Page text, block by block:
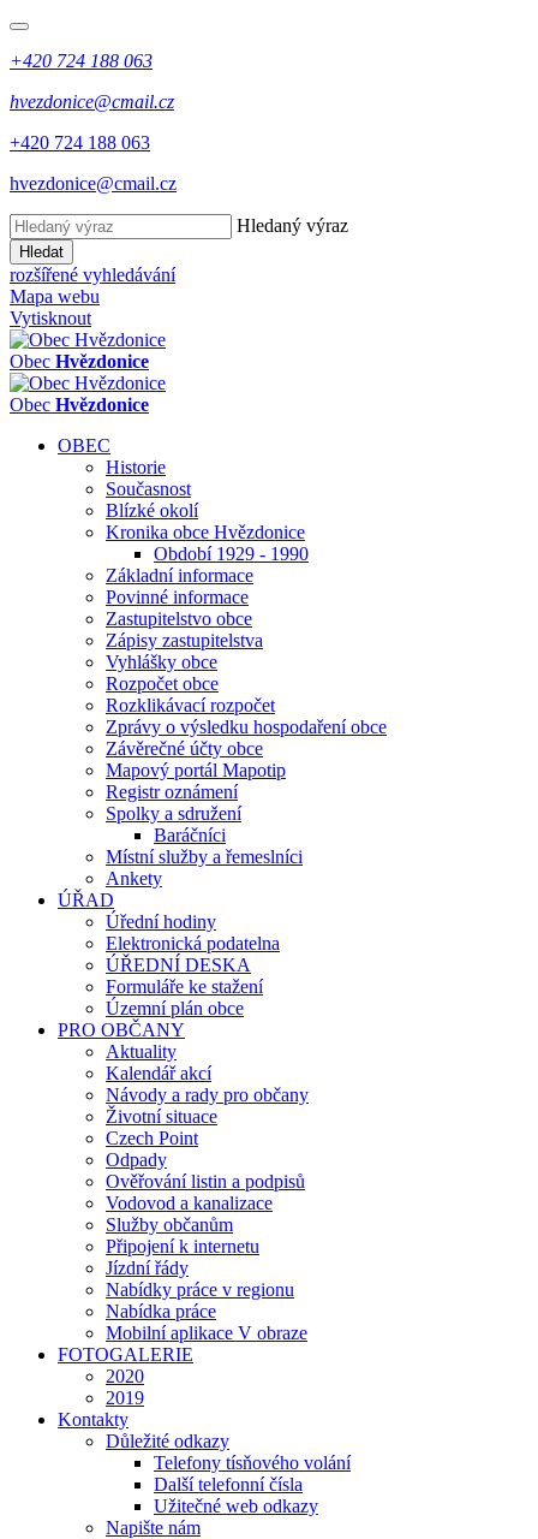
+420 724 188 063
hvezdonice@cmail.cz
+420 724 188 063
hvezdonice@cmail.cz
Hledaný výraz
Hledat
rozšířené vyhledávání
Mapa webu
Vytisknout
Obec Hvězdonice
Obec Hvězdonice
OBEC
Historie
Současnost
Blízké okolí
Kronika obce Hvězdonice
Období 1929 - 1990
Základní informace
Povinné informace
Zastupitelstvo obce
Zápisy zastupitelstva
Vyhlášky obce
Rozpočet obce
Rozklikávací rozpočet
Zprávy o výsledku hospodaření obce
Závěrečné účty obce
Mapový portál Mapotip
Registr oznámení
Spolky a sdružení
Baráčníci
Místní služby a řemeslníci
Ankety
ÚŘAD
Úřední hodiny
Elektronická podatelna
ÚŘEDNÍ DESKA
Formuláře ke stažení
Územní plán obce
PRO OBČANY
Aktuality
Kalendář akcí
Návody a rady pro občany
Životní situace
Czech Point
Odpady
Ověřování listin a podpisů
Vodovod a kanalizace
Služby občanům
Připojení k internetu
Jízdní řády
Nabídky práce v regionu
Nabídka práce
Mobilní aplikace V obraze
FOTOGALERIE
2020
2019
Kontakty
Důležité odkazy
Telefony tísňového volání
Další telefonní čísla
Užitečné web odkazy
Napište nám